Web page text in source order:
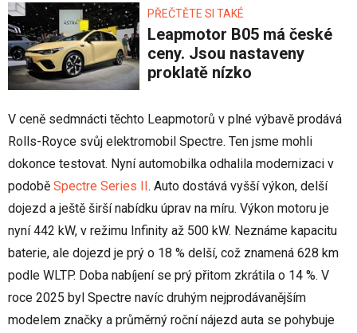
PŘEČTĚTE SI TAKÉ
Leapmotor B05 má české
ceny. Jsou nastaveny
proklatě nízko
V ceně sedmnácti těchto Leapmotorů v plné výbavě prodává
Rolls-Royce svůj elektromobil Spectre. Ten jsme mohli
dokonce testovat. Nyní automobilka odhalila modernizaci v
podobě Spectre Series II. Auto dostává vyšší výkon, delší
dojezd a ještě širší nabídku úprav na míru. Výkon motoru je
nyní 442 kW, v režimu Infinity až 500 kW. Neznáme kapacitu
baterie, ale dojezd je prý o 18 % delší, což znamená 628 km
podle WLTP. Doba nabíjení se prý přitom zkrátila o 14 %. V
roce 2025 byl Spectre navíc druhým nejprodávanějším
modelem značky a průměrný roční nájezd auta se pohybuje